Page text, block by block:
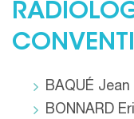
BAQUÉ Jean
BONNARD